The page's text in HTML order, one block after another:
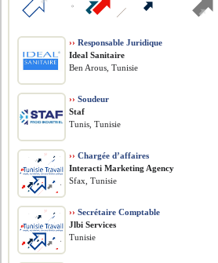
›› Responsable Juridique
Ideal Sanitaire
Ben Arous, Tunisie
›› Soudeur
Staf
Tunis, Tunisie
›› Chargée d’affaires
Interacti Marketing Agency
Sfax, Tunisie
›› Secrétaire Comptable
Jlbi Services
Tunisie